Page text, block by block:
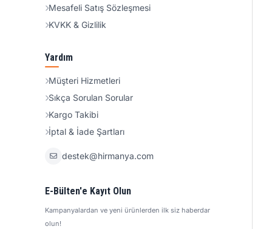
Mesafeli Satış Sözleşmesi
KVKK & Gizlilik
Yardım
Müşteri Hizmetleri
Sıkça Sorulan Sorular
Kargo Takibi
İptal & İade Şartları
destek@hirmanya.com
E-Bülten'e Kayıt Olun
Kampanyalardan ve yeni ürünlerden ilk siz haberdar
olun!